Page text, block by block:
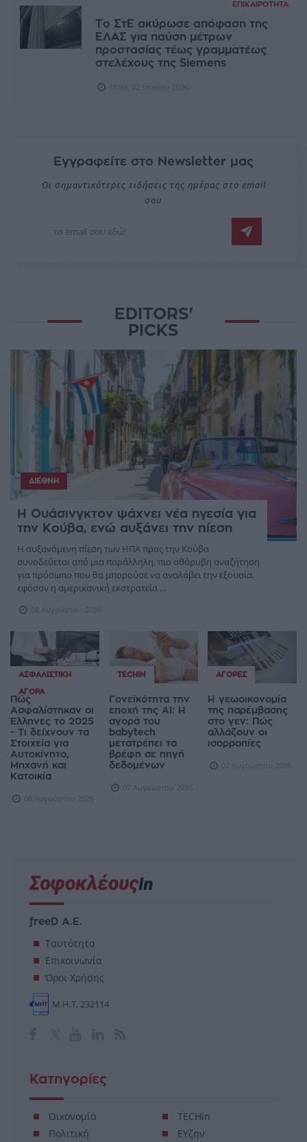
ΕΠΙΚΑΙΡΌΤΗΤΑ
Το ΣτΕ ακύρωσε απόφαση της
ΕΛΑΣ για παύση μέτρων
προστασίας τέως γραμματέως
στελέχους της Siemens
Εγγραφείτε στο Newsletter μας
Οι σημαντικότερες ειδήσεις της ημέρας στο email
σου
EDITORS'
PICKS
ΔΙΕΘΝΉ
Η Ουάσινγκτον ψάχνει νέα ηγεσία για
την Κούβα, ενώ αυξάνει την πίεση
Η αυξανόμενη πίεση των ΗΠΑ προς την Κούβα
συνοδεύεται από μια παράλληλη, πιο αθόρυβη αναζήτηση
για πρόσωπο που θα μπορούσε να αναλάβει την εξουσία,
εφόσον η αμερικανική εκστρατεία ...
08 Αυγούστου 2026
ΑΣΦΑΛΙΣΤΙΚΉ
ΑΓΟΡΆ
Πώς
Ασφαλίστηκαν οι
Έλληνες το 2025
- Τι δείχνουν τα
Στοιχεία για
Αυτοκίνητο,
Μηχανή και
Κατοικία
08 Αυγούστου 2026
TECHIN
Γονεϊκότητα την
εποχή της AI: Η
αγορά του
babytech
μετατρέπει τα
βρέφη σε πηγή
δεδομένων
07 Αυγούστου 2026
ΑΓΟΡΈΣ
Η γεωοικονομία
της παρέμβασης
στο γεν: Πώς
αλλάζουν οι
ισορροπίες
07 Αυγούστου 2026